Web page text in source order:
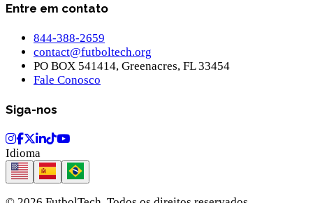
Entre em contato
844-388-2659
contact@futboltech.org
PO BOX 541414, Greenacres, FL 33454
Fale Conosco
Siga-nos
Idioma